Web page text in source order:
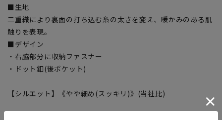
■生地
二重織により裏面の打ち込む糸の太さを変え、暖かみのある肌
触りを表現。
■デザイン
・右脇部分に収納ファスナー
・ドット釦(後ポケット)
【シルエット】《やや細め(スッキリ)》(当社比)